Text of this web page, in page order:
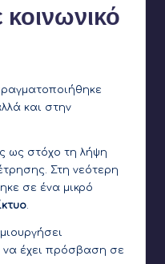
και στην
ως στόχο τη λήψη
Στη νεότερη
σε ένα μικρό
.
να έχει πρόσβαση σε